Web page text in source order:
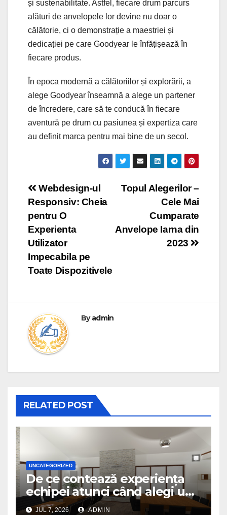
și sustenabilitate. Astfel, fiecare drum parcurs
alături de anvelopele lor devine nu doar o
călătorie, ci o demonstrație a maestriei și
dedicației pe care Goodyear le înfățișează în
fiecare produs.
În epoca modernă a călătoriilor și explorării, a
alege Goodyear înseamnă a alege un partener
de încredere, care să te conducă în fiecare
aventură pe drum cu pasiunea și expertiza care
au definit marca pentru mai bine de un secol.
Post
navigation
Topul Alegerilor –
Cele Mai
Cumparate
Anvelope Iarna din
2023
Webdesign-ul
Responsiv: Cheia
pentru O
Experienta
Utilizator
Impecabila pe
Toate Dispozitivele
Byadmin
RELATED POST
UNCATEGORIZED
De ce contează experiența
echipei atunci când alegi un
birou de arhitectură
JUL 7, 2026 ADMIN